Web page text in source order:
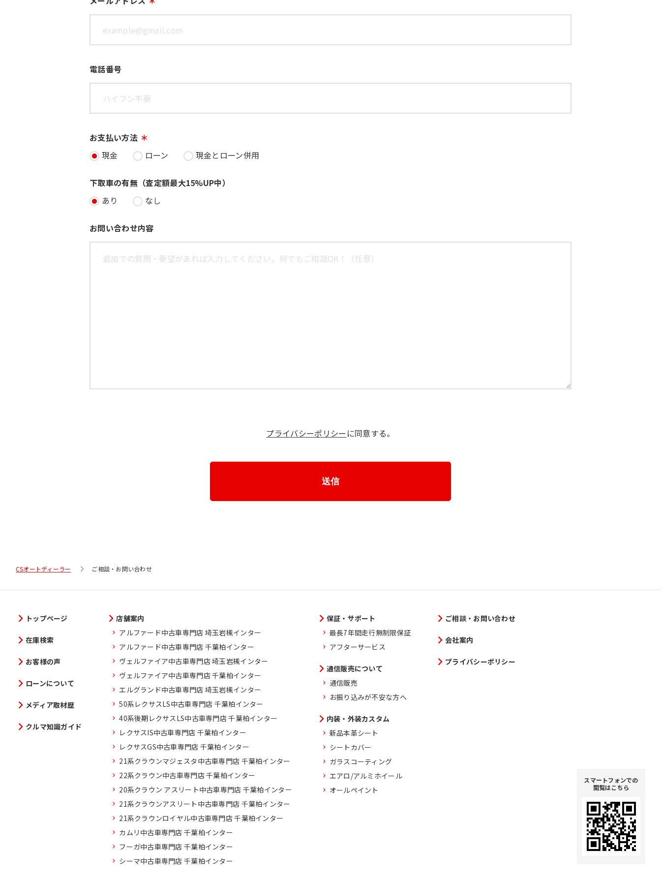
電話番号
お支払い方法
現金
ローン 現金とローン併用
下取車の有無（査定額最大15%UP中）
あり
なし
お問い合わせ内容
プライバシーポリシー に同意する。
送信
CSオートディーラー ご相談・お問い合わせ
トップページ
在庫検索
お客様の声
ローンについて
メディア取材歴
クルマ知識ガイド
店舗案内
アルファード中古車専門店 埼玉岩槻インター
アルファード中古車専門店 千葉柏インター
ヴェルファイア中古車専門店 埼玉岩槻インター
ヴェルファイア中古車専門店 千葉柏インター
エルグランド中古車専門店 埼玉岩槻インター
50系レクサスLS中古車専門店 千葉柏インター
40系後期レクサスLS中古車専門店 千葉柏インター
レクサスIS中古車専門店 千葉柏インター
レクサスGS中古車専門店 千葉柏インター
21系クラウンマジェスタ中古車専門店 千葉柏インター
22系クラウン中古車専門店 千葉柏インター
20系クラウン アスリート中古車専門店 千葉柏インター
21系クラウンアスリート中古車専門店 千葉柏インター
21系クラウンロイヤル中古車専門店 千葉柏インター
カムリ中古車専門店 千葉柏インター
フーガ中古車専門店 千葉柏インター
シーマ中古車専門店 千葉柏インター
保証・サポート
最長7年間走行無制限保証
アフターサービス
通信販売について
通信販売
お振り込みが不安な方へ
内装・外装カスタム
新品本革シート
シートカバー
ガラスコーティング
エアロ/アルミホイール
オールペイント
ご相談・お問い合わせ
会社案内
プライバシーポリシー
スマートフォンでの
閲覧はこちら